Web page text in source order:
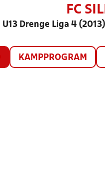
FC
U13 Drenge Liga 4
KAMPPROGRAM